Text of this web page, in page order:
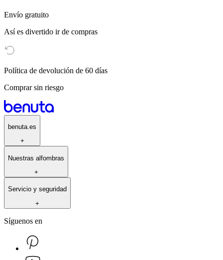
Envío gratuito
Así es divertido ir de compras
Política de devolución de 60 días
Comprar sin riesgo
benuta.es
+
Nuestras alfombras
+
Servicio y seguridad
+
Síguenos en